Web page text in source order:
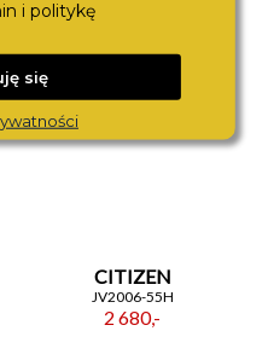
CITIZEN
JV2006-55H
2 680,-
i politykę
się